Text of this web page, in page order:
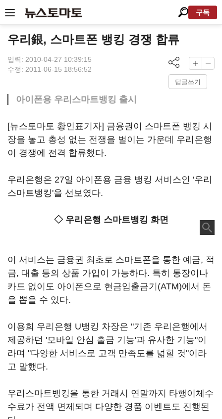
구독
우리銀, 스마트폰 뱅킹 경쟁 합류
입력: 2010-04-27 10:39:15
수정: 2011-06-15 18:56:52
답글쓰기
아이폰용 우리스마트뱅킹 출시
[뉴스토마토 황인표기자] 금융권이 스마트폰 뱅킹 시
장을 놓고 총성 없는 전쟁을 벌이는 가운데 우리은행
이 경쟁에 전격 합류했다.
우리은행은 27일 아이폰용 금융 뱅킹 서비스인 '우리
스마트뱅킹'을 선보였다.
◇ 우리은행 스마트뱅킹 화면
이 서비스는 금융권 최초로 스마트폰을 통한 예금, 적
금, 대출 등의 상품 가입이 가능하다. 특히 통장이나
카드 없이도 아이폰으로 현금입출금기(ATM)에서 돈
을 뽑을 수 있다.
이용희 우리은행 U뱅킹 차장은 "기존 우리은행에서
제공하던 '모바일 안심 출금 기능'과 유사한 기능"이
라며 "다양한 서비스로 고객 만족도를 넓힐 것"이라
고 말했다.
우리스마트뱅킹을 통한 거래시 연말까지 타행이체수
수료가 전액 면제되며 다양한 경품 이벤트도 진행된